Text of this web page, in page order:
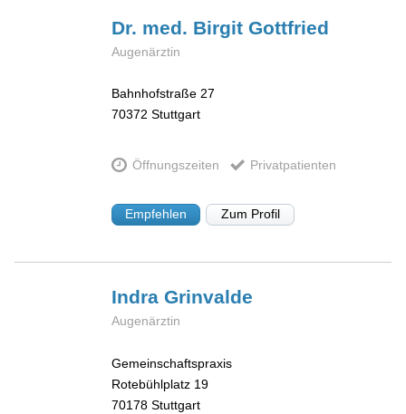
Dr. med. BirgitGottfried
Augenärztin
Bahnhofstraße 27
70372 Stuttgart
Öffnungszeiten Privatpatienten
Empfehlen Zum Profil
IndraGrinvalde
Augenärztin
Gemeinschaftspraxis
Rotebühlplatz 19
70178 Stuttgart